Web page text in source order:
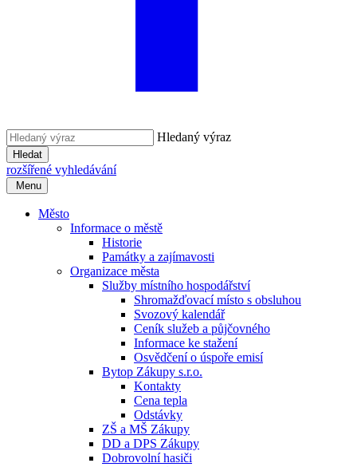
Hledaný výraz
Hledat
rozšířené vyhledávání
Menu
Město
Informace o městě
Historie
Památky a zajímavosti
Organizace města
Služby místního hospodářství
Shromažďovací místo s obsluhou
Svozový kalendář
Ceník služeb a půjčovného
Informace ke stažení
Osvědčení o úspoře emisí
Bytop Zákupy s.r.o.
Kontakty
Cena tepla
Odstávky
ZŠ a MŠ Zákupy
DD a DPS Zákupy
Dobrovolní hasiči